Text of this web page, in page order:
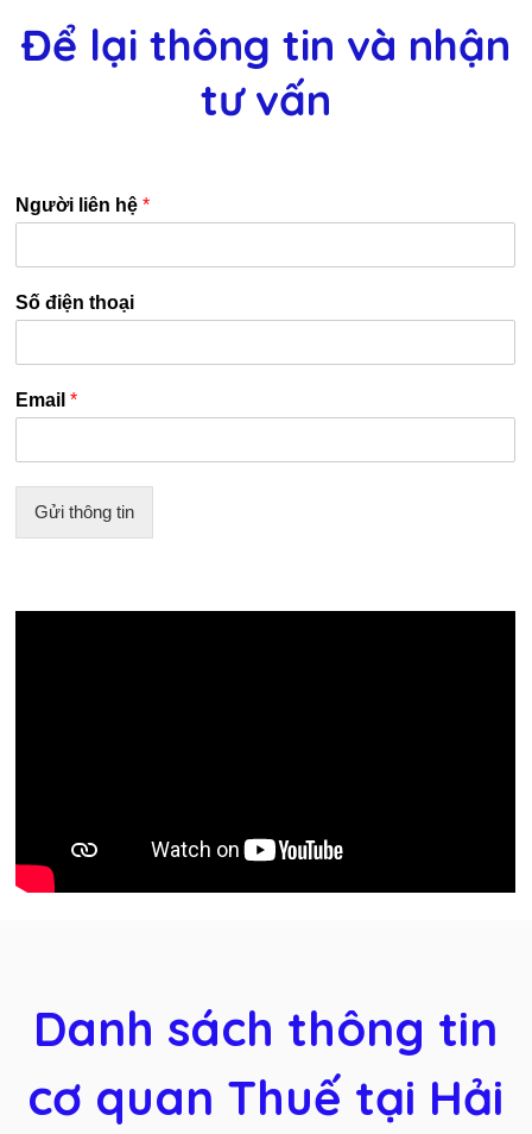
Để lại thông tin và nhận
tư vấn
Người liên hệ*
Số điện thoại
Email*
Gửi thông tin
Danh sách thông tin
cơ quan Thuế tại Hải